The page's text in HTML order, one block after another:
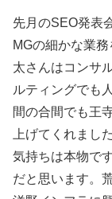
先月のSEO発表
MGの細かな業
太さんはコンサ
ルティングでも
間の合間でも王
上げてくれまし
気持ちは本物で
だと思います。